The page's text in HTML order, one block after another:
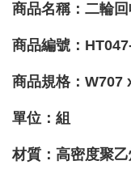
商品名稱：二輪
商品編號：
商品規格：W707
單位：組
材質 ：高密度聚